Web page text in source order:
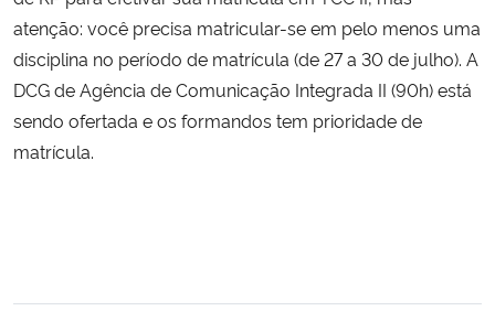
atenção: você precisa matricular-se em pelo menos uma
disciplina no período de matrícula (de 27 a 30 de julho). A
DCG de Agência de Comunicação Integrada II (90h) está
sendo ofertada e os formandos tem prioridade de
matrícula.